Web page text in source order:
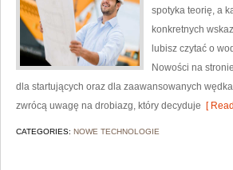
spotyka teorię, a
konkretnych
lubisz czytać o
Nowości na
dla startujących oraz dla zaawansowanych
zwrócą uwagę na drobiazg, który decyduje [
CATEGORIES: NOWE TECHNOLOGIE